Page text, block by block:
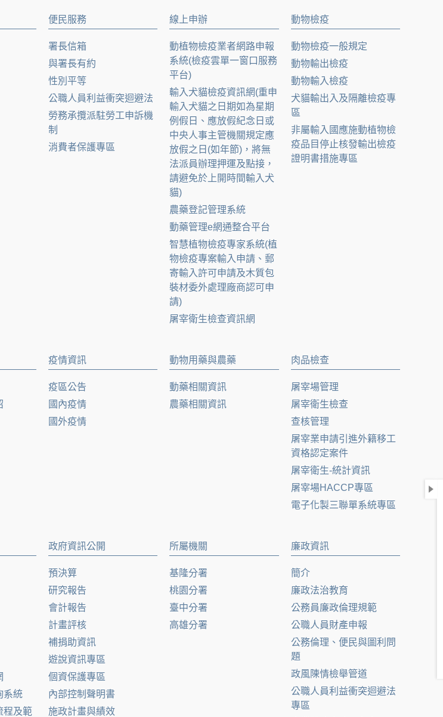
便民服務
署長信箱
與署長有約
性別平等
公職人員利益衝突迴避法
勞務承攬派駐勞工申訴機
制
消費者保護專區
線上申辦
動植物檢疫業者網路申報
系統(檢疫雲單一窗口服務
平台)
輸入犬貓檢疫資訊網(重申
輸入犬貓之日期如為星期
例假日、應放假紀念日或
中央人事主管機關規定應
放假之日(如年節)，將無
法派員辦理押運及點接，
請避免於上開時間輸入犬
貓)
農藥登記管理系統
動藥管理e網通整合平台
智慧植物檢疫專家系統(植
物檢疫專案輸入申請、郵
寄輸入許可申請及木質包
裝材委外處理廠商認可申
請)
屠宰衛生檢查資訊網
動物檢疫
動物檢疫一般規定
動物輸出檢疫
動物輸入檢疫
犬貓輸出入及隔離檢疫專
區
非屬輸入國應施動植物檢
疫品目停止核發輸出檢疫
證明書措施專區
疫情資訊
疫區公告
國內疫情
國外疫情
動物用藥與農藥
動藥相關資訊
農藥相關資訊
肉品檢查
屠宰場管理
屠宰衛生檢查
查核管理
屠宰業申請引進外籍移工
資格認定案件
屠宰衛生-統計資訊
屠宰場HACCP專區
電子化製三聯單系統專區
系統
程及範
政府資訊公開
預決算
研究報告
會計報告
計畫評核
補捐助資訊
遊說資訊專區
個資保護專區
內部控制聲明書
施政計畫與績效
所屬機關
基隆分署
桃園分署
臺中分署
高雄分署
廉政資訊
簡介
廉政法治教育
公務員廉政倫理規範
公職人員財產申報
公務倫理、便民與圖利問
題
政風陳情檢舉管道
公職人員利益衝突迴避法
專區